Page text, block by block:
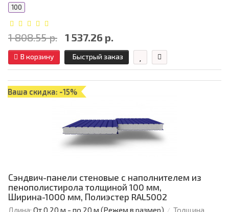
100
1 808.55 р. 1 537.26 р.
В корзину Быстрый заказ
Ваша скидка: -15%
Сэндвич-панели стеновые с наполнителем из
пенополистирола толщиной 100 мм,
Ширина-1000 мм, Полиэстер RAL5002
Длина: От 0,20 м - по 20 м (Режем в размер) Толщина